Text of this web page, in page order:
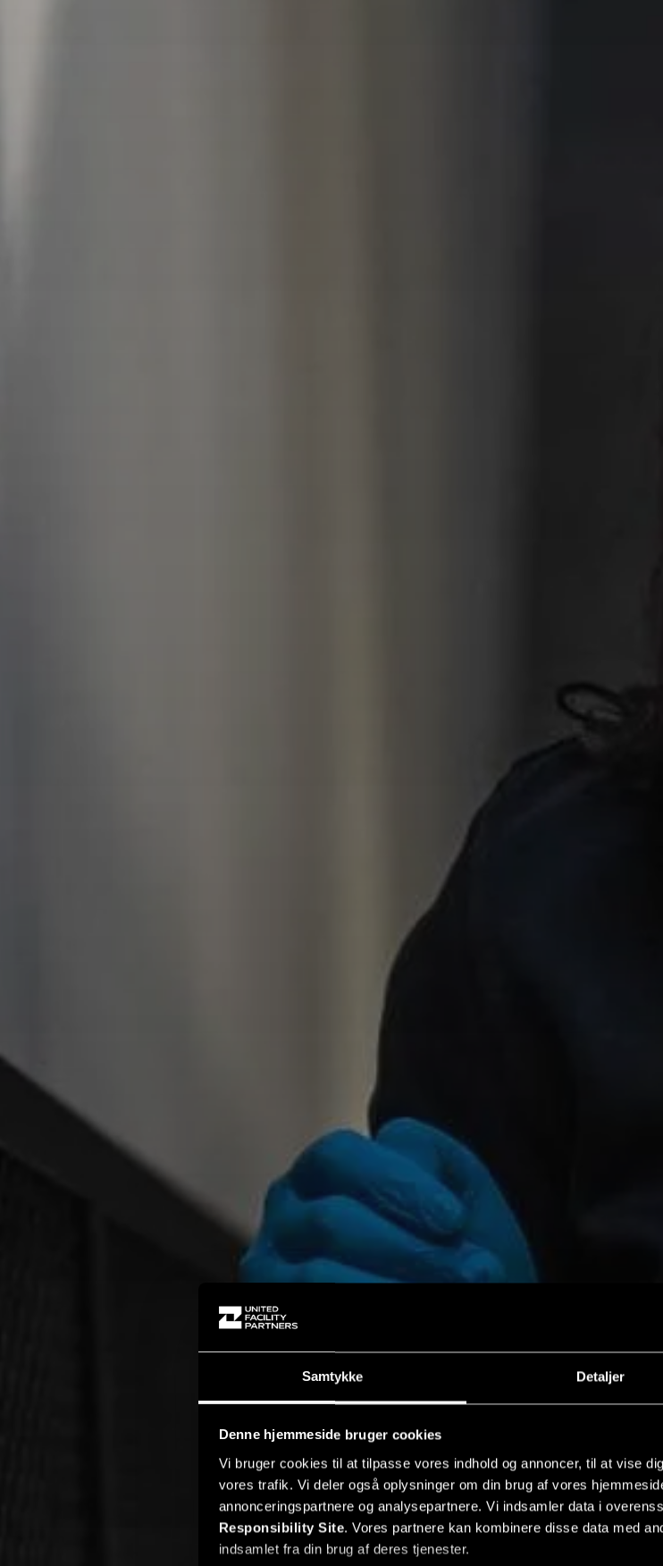
Samtykke Detaljer
Denne hjemmeside bruger cookies
Vi bruger cookies til at tilpasse vores indhold og annoncer, til at vise
vores trafik. Vi deler også oplysninger om din brug af vores
annonceringspartnere og analysepartnere. Vi indsamler data i
Responsibility Site. Vores partnere kan kombinere disse data med
indsamlet fra din brug af deres tjenester.